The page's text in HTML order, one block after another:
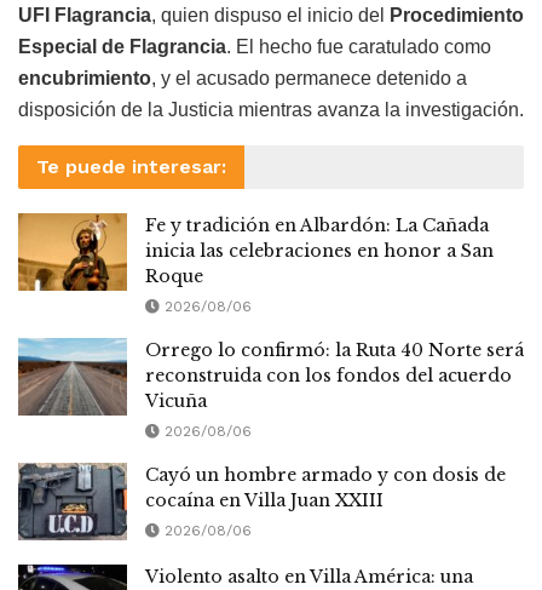
UFI Flagrancia, quien dispuso el inicio del
Procedimiento
Especial de Flagrancia. El hecho fue caratulado como
encubrimiento, y el acusado permanece detenido a
disposición de la Justicia mientras avanza la investigación.
Te puede interesar:
Fe y tradición en Albardón: La Cañada
inicia las celebraciones en honor a San
Roque
2026/08/06
Orrego lo confirmó: la Ruta 40 Norte será
reconstruida con los fondos del acuerdo
Vicuña
2026/08/06
Cayó un hombre armado y con dosis de
cocaína en Villa Juan XXIII
2026/08/06
Violento asalto en Villa América: una